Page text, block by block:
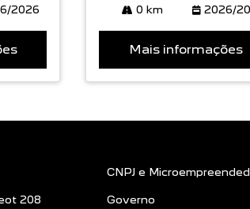
2026 0 km 2026/
Mais informações
208
CNPJ e
Governo